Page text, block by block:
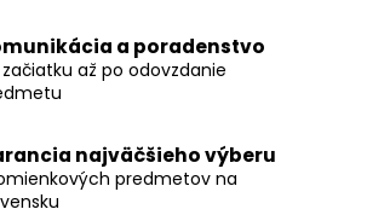
a poradenstvo
až po odovzdanie
najväčšieho výberu
predmetov na